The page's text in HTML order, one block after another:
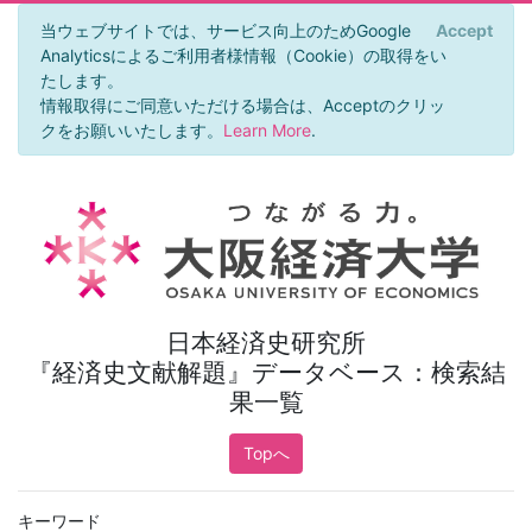
当ウェブサイトでは、サービス向上のためGoogle
Analyticsによるご利用者様情報（Cookie）の取得をい
たします。
情報取得にご同意いただける場合は、Acceptのクリッ
クをお願いいたします。 Learn More.
Accept
日本経済史研究所
『経済史文献解題』データベース：検索結
果一覧
Topへ
キーワード
×